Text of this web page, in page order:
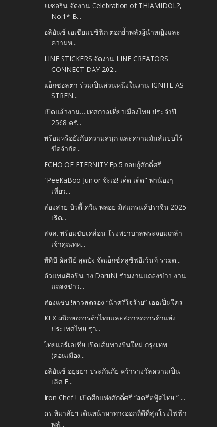
ยูเซอริน จัดงาน Celebration of THIAMIDOL?,
No.1* B...
อลิอันซ์ เอเชียแปซิฟิก ตอกย้ำพลังผู้นำหญิงและ
ความห...
LINE STICKERS จัดงาน LINE CREATORS
CONNECT DAY 202...
แอ็กซอลตา ร่วมเป็นส่วนหนึ่งในงาน IGNITE AS
STREN...
เปิดแล้วงาน….เทศกาลเที่ยวเมืองไทย ประจำปี
2568 ครั...
พร้อมหรือยังกับความสนุก และความมันส์แบบไร้
ขีดจำกัด...
ECHO OF ETERNITY Ep.5 กอบกู้ศักดิ์ศรี
"PeeKaBoo Junior จ๊ะเอ๋! เด็ด เด็ด" พาน้องๆ
เที่ยว...
ส่องสาย บิวตี้ ควีน พลอย มิสแกรนด์ปราจีน 2025
เริด...
สจล. พร้อมขับเคลื่อน โรงพยาบาลพระจอมเกล้า
เจ้าคุณทห...
ทีทีบี ดิสนีย์ สุดปัง จัดเอ็กซ์คลูซีฟอีเว้นท์ รวมต...
ตัวแทนศิลปิน วง DaruNi ร่วมงานแถลงข่าว งาน
แถลงข่าว...
ส่องแซ่บ.!สาวสตรอง “น้าศรีใจร้าย” เธอเป็นใคร
KEX ผนึกหอการค้าไทยและสภาหอการค้าแห่ง
ประเทศไทย รุก...
ไทยแอร์เอเชีย เปิดเส้นทางบินใหม่ กรุงเทพ
(ดอนเมือง...
อลิอันซ์ อยุธยา ประกันภัย คว้ารางวัลความเป็น
เลิศ F...
Iron Chef !! เปิดศึกแห่งศักดิ์ศรี “สตรีตฟู้ดไทย ” ...
ดร.หิมาลัยฯ เดินหน้าหาทางออกที่ดีที่สุดโรงไฟฟ้า
พลั...